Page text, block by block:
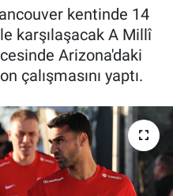
kentinde 14
karşılaşacak A Millî
Arizona'daki
çalışmasını yaptı.